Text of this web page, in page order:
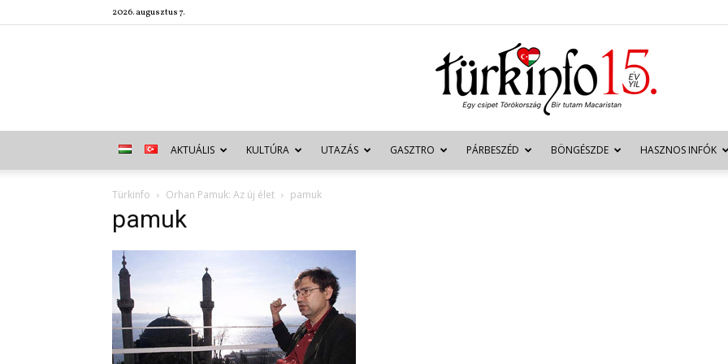
2026. augusztus 7.
Türkinfo
AKTUÁLIS KULTÚRA UTAZÁS GASZTRO PÁRBESZÉD BÖNGÉSZDE HASZNOS INFÓK
Türkinfo Orhan Pamuk: Az új élet pamuk
pamuk